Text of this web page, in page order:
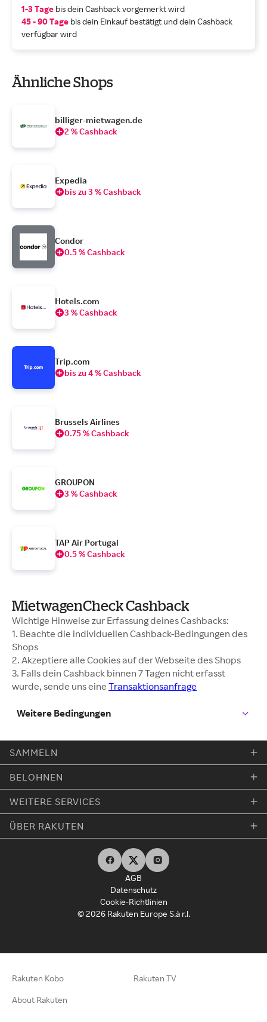
1-3 Tage bis dein Cashback vorgemerkt wird
45 - 90 Tage bis dein Einkauf bestätigt und dein Cashback
verfügbar wird
Ähnliche Shops
billiger-mietwagen.de
2 % Cashback
Expedia
bis zu 3 % Cashback
Condor
0.5 % Cashback
Hotels.com
3 % Cashback
Trip.com
bis zu 4 % Cashback
Brussels Airlines
0.75 % Cashback
GROUPON
3 % Cashback
TAP Air Portugal
0.5 % Cashback
MietwagenCheck Cashback
Wichtige Hinweise zur Erfassung deines Cashbacks:
1. Beachte die individuellen Cashback-Bedingungen des
Shops
2. Akzeptiere alle Cookies auf der Webseite des Shops
3. Falls dein Cashback binnen 7 Tagen nicht erfasst
wurde, sende uns eine Transaktionsanfrage
Weitere Bedingungen
SAMMELN
BELOHNEN
WEITERE SERVICES
ÜBER RAKUTEN
AGB
Datenschutz
Cookie-Richtlinien
© 2026 Rakuten Europe S.à r.l.
Rakuten Kobo Rakuten TV
About Rakuten